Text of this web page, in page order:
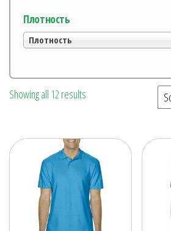
Плотность
Плотность
Showing all 12 results